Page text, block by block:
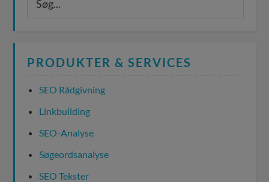
PRODUKTER & SERVICES
SEO Rådgivning
Linkbuilding
SEO-Analyse
Søgeordsanalyse
SEO Tekster